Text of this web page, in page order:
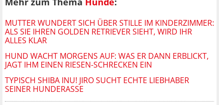
MUTTER WUNDERT SICH ÜBER STILLE IM KINDERZIMMER:
ALS SIE IHREN GOLDEN RETRIEVER SIEHT, WIRD IHR
ALLES KLAR
HUND WACHT MORGENS AUF: WAS ER DANN ERBLICKT,
JAGT IHM EINEN RIESEN-SCHRECKEN EIN
TYPISCH SHIBA INU! JIRO SUCHT ECHTE LIEBHABER
SEINER HUNDERASSE